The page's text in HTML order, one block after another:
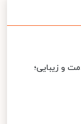
و زیبایی؛